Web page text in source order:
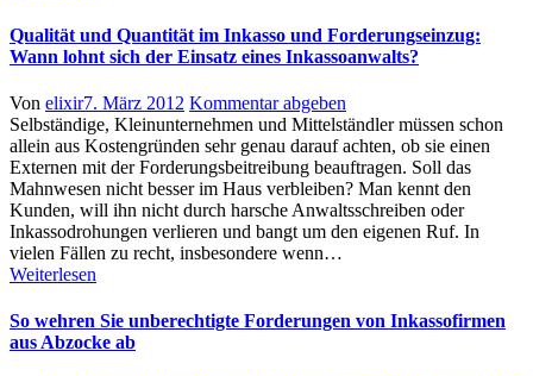
Qualität und Quantität im Inkasso und Forderungseinzug:
Wann lohnt sich der Einsatz eines Inkassoanwalts?
Author
Von elixirPosted
on
7. März 2012 Kommentar abgeben
Selbständige, Kleinunternehmen und Mittelständler müssen schon
allein aus Kostengründen sehr genau darauf achten, ob sie einen
Externen mit der Forderungsbeitreibung beauftragen. Soll das
Mahnwesen nicht besser im Haus verbleiben? Man kennt den
Kunden, will ihn nicht durch harsche Anwaltsschreiben oder
Inkassodrohungen verlieren und bangt um den eigenen Ruf. In
vielen Fällen zu recht, insbesondere wenn…
Weiterlesen
So wehren Sie unberechtigte Forderungen von Inkassofirmen
aus Abzocke ab